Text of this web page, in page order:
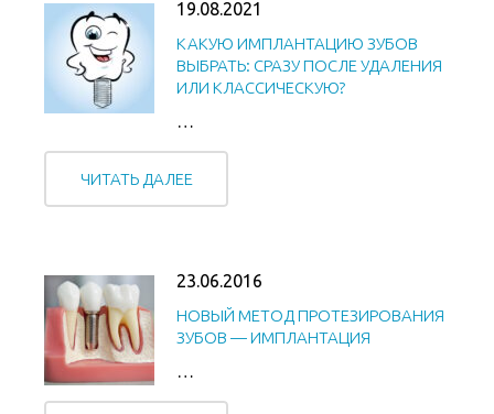
19.08.2021
КАКУЮ ИМПЛАНТАЦИЮ ЗУБОВ
ВЫБРАТЬ: СРАЗУ ПОСЛЕ УДАЛЕНИЯ
ИЛИ КЛАССИЧЕСКУЮ?
…
ЧИТАТЬ ДАЛЕЕ
23.06.2016
НОВЫЙ МЕТОД ПРОТЕЗИРОВАНИЯ
ЗУБОВ — ИМПЛАНТАЦИЯ
…